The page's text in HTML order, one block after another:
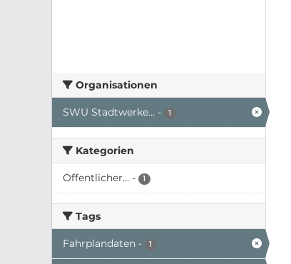
Organisationen
SWU Stadtwerke... - 1
Kategorien
Öffentlicher... - 1
Tags
Fahrplandaten - 1